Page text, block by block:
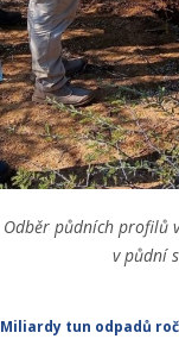
Odběr půdních profilů
v půdní
Miliardy tun odpadů